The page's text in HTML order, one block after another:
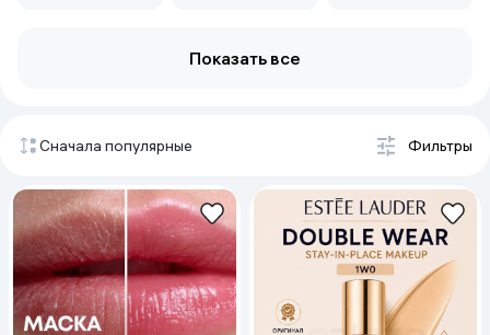
Показать все
Сначала популярные Фильтры